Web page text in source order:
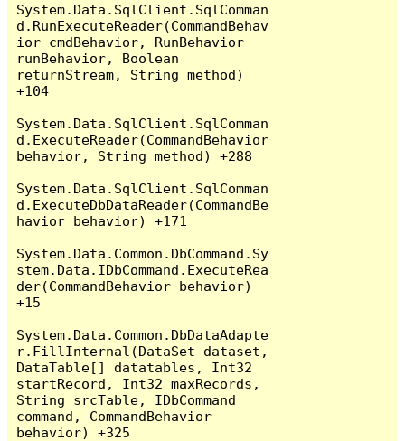
System.Data.SqlClient.SqlComman
d.RunExecuteReader(CommandBehav
ior cmdBehavior, RunBehavior
runBehavior, Boolean
returnStream, String method)
+104
System.Data.SqlClient.SqlComman
d.ExecuteReader(CommandBehavior
behavior, String method) +288
System.Data.SqlClient.SqlComman
d.ExecuteDbDataReader(CommandBe
havior behavior) +171
System.Data.Common.DbCommand.Sy
stem.Data.IDbCommand.ExecuteRea
der(CommandBehavior behavior)
+15
System.Data.Common.DbDataAdapte
r.FillInternal(DataSet dataset,
DataTable[] datatables, Int32
startRecord, Int32 maxRecords,
String srcTable, IDbCommand
command, CommandBehavior
behavior) +325